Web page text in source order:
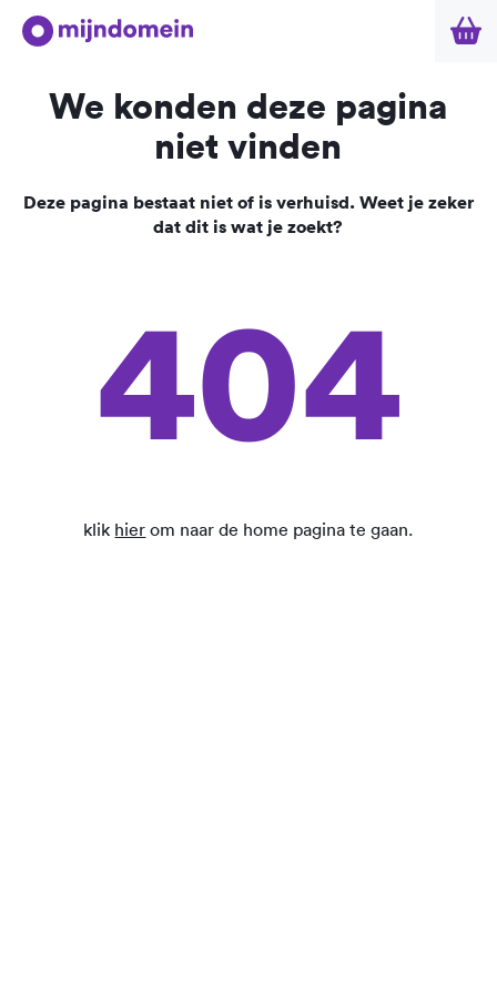
We konden deze pagina
niet vinden
Deze pagina bestaat niet of is verhuisd. Weet je zeker
dat dit is wat je zoekt?
404
klik hier om naar de home pagina te gaan.